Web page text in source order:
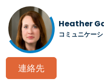
Heather
コミュニケー
連絡先